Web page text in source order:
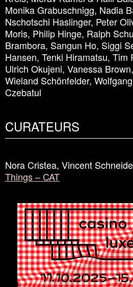
Monika Grabuschnigg, Nadia
Nschotschi Haslinger, Peter
Moris, Philip Hinge, Ralph
Brambora, Sangun Ho, Siggi
Hansen, Tenki Hiramatsu, Tim
Ulrich Okujeni, Vanessa
Wieland Schönfelder,
Czebatul
CURATEURS
Nora Cristea, Vincent
Things – CAT